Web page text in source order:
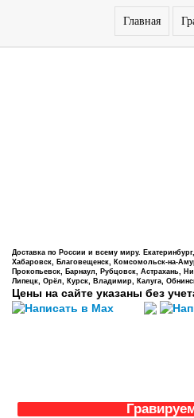
Главная
Доставка по России и всему миру.
Хабаровск, Благовещенск, Комсомольск-на-
Прокопьевск, Барнаул, Рубцовск, Астрахань,
Липецк, Орёл, Курск, Владимир, Калуга,
Цены на сайте указаны без